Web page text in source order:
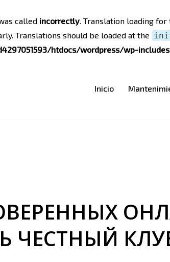
called incorrectly. Translation loading for
Translations should be loaded at the
htdocs/wordpress/wp-
Inicio
ЧЕСТНЫЙ